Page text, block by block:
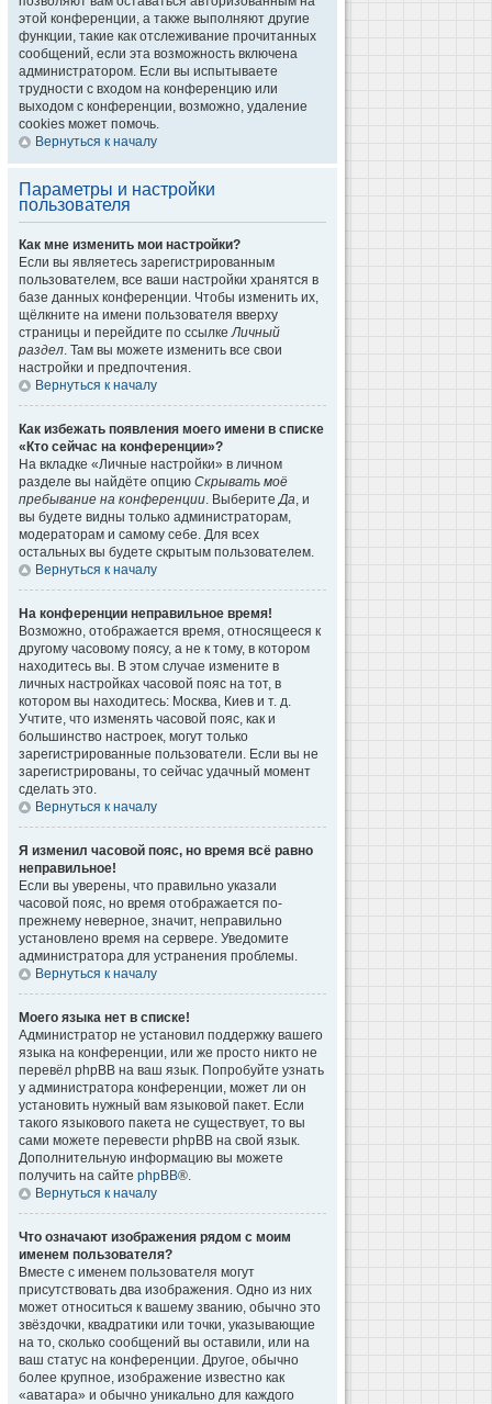
этой конференции, а также выполняют другие
функции, такие как отслеживание прочитанных
сообщений, если эта возможность включена
администратором. Если вы испытываете
трудности с входом на конференцию или
выходом с конференции, возможно, удаление
cookies может помочь.
Вернуться к началу
Параметры и настройки
пользователя
Как мне изменить мои настройки?
Если вы являетесь зарегистрированным
пользователем, все ваши настройки хранятся в
базе данных конференции. Чтобы изменить их,
щёлкните на имени пользователя вверху
страницы и перейдите по ссылкеЛичный
раздел. Там вы можете изменить все свои
настройки и предпочтения.
Вернуться к началу
Как избежать появления моего имени в списке
«Кто сейчас на конференции»?
На вкладке «Личные настройки» в личном
разделе вы найдёте опцию Скрывать моё
пребывание на конференции. ВыберитеДа, и
вы будете видны только администраторам,
модераторам и самому себе. Для всех
остальных вы будете скрытым пользователем.
Вернуться к началу
На конференции неправильное время!
Возможно, отображается время, относящееся к
другому часовому поясу, а не к тому, в котором
находитесь вы. В этом случае измените в
личных настройках часовой пояс на тот, в
котором вы находитесь: Москва, Киев и т. д.
Учтите, что изменять часовой пояс, как и
большинство настроек, могут только
зарегистрированные пользователи. Если вы не
зарегистрированы, то сейчас удачный момент
сделать это.
Вернуться к началу
Я изменил часовой пояс, но время всё равно
неправильное!
Если вы уверены, что правильно указали
часовой пояс, но время отображается по-
прежнему неверное, значит, неправильно
установлено время на сервере. Уведомите
администратора для устранения проблемы.
Вернуться к началу
Моего языка нет в списке!
Администратор не установил поддержку вашего
языка на конференции, или же просто никто не
перевёл phpBB на ваш язык. Попробуйте узнать
у администратора конференции, может ли он
установить нужный вам языковой пакет. Если
такого языкового пакета не существует, то вы
сами можете перевести phpBB на свой язык.
Дополнительную информацию вы можете
получить на сайте phpBB®.
Вернуться к началу
Что означают изображения рядом с моим
именем пользователя?
Вместе с именем пользователя могут
присутствовать два изображения. Одно из них
может относиться к вашему званию, обычно это
звёздочки, квадратики или точки, указывающие
на то, сколько сообщений вы оставили, или на
ваш статус на конференции. Другое, обычно
более крупное, изображение известно как
«аватара» и обычно уникально для каждого